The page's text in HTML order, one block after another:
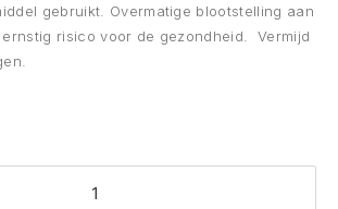
gebruikt. Overmatige blootstelling aan
risico voor de gezondheid. Vermijd